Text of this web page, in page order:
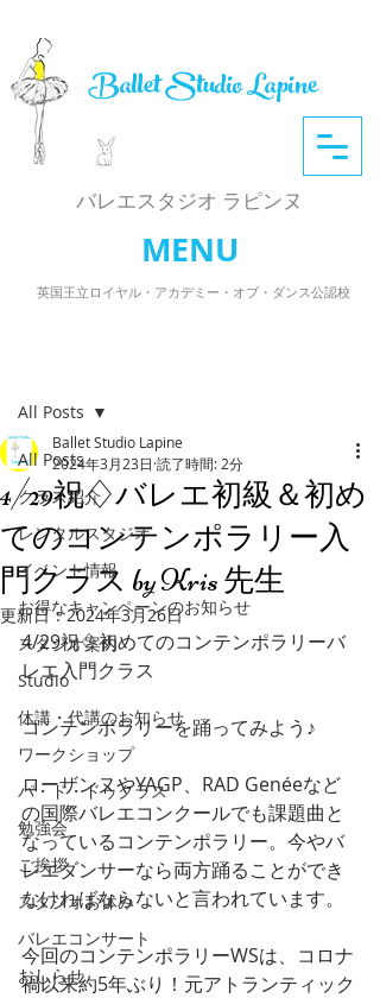
英国王立ロイヤル・アカデミー・オブ・ダンス公認校
​バレエスタジオ ラピンヌ
Ballet Studio Lapine
MENU
All Posts
クラス紹介
レンタルスタジオ
イベント情報
お得なキャンペーンのお知らせ
スタジオ案内
Studio
休講・代講のお知らせ
ワークショップ
パ・ド・ドゥクラス
勉強会
ご挨拶
スタジオお休み
バレエコンサート
おしらせ
All Posts
4/29祝♢バレエ初級＆初め
てのコンテンポラリー入
門クラス by Kris 先生
Ballet Studio Lapine
2024年3月23日 読了時間: 2分
更新日：2024年3月26日
4/29祝♢初めてのコンテンポラリーバ
レエ入門クラス
コンテンポラリーを踊ってみよう♪
ローザンヌやYAGP、RAD Genéeなど
の国際バレエコンクールでも課題曲と
なっているコンテンポラリー。今やバ
レエダンサーなら両方踊ることができ
なければならないと言われています。
今回のコンテンポラリーWSは、コロナ
禍以来約5年ぶり！元アトランティック